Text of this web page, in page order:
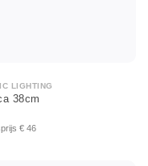
LIGHTING
38cm
€ 46